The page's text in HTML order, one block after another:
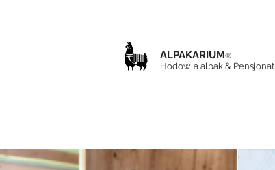
ALPAKARIUM®
Hodowla alpak & Pensjonat